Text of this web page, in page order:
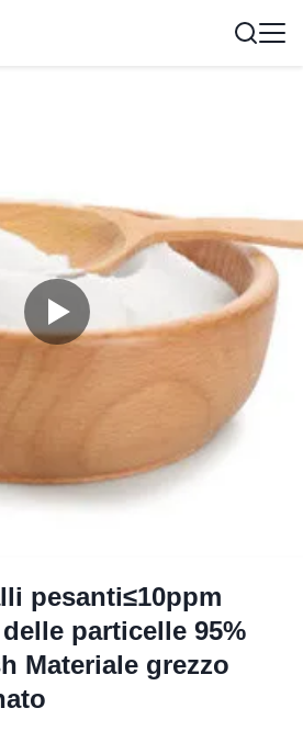
pesanti≤10ppm
particelle 95%
Materiale grezzo